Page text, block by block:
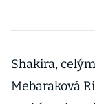
Shakira,
Mebaraková